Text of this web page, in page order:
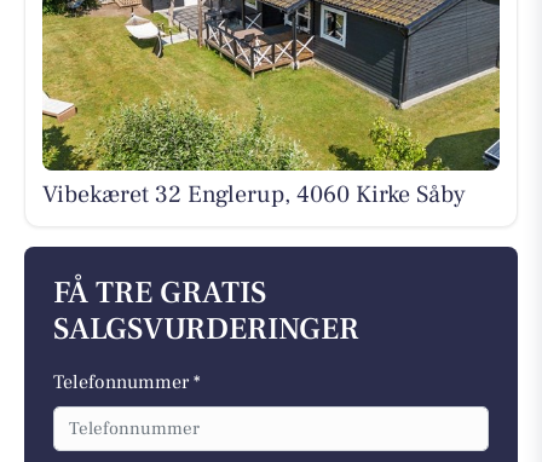
Vibekæret 32 Englerup, 4060 Kirke Såby
FÅ TRE GRATIS
SALGSVURDERINGER
Telefonnummer *